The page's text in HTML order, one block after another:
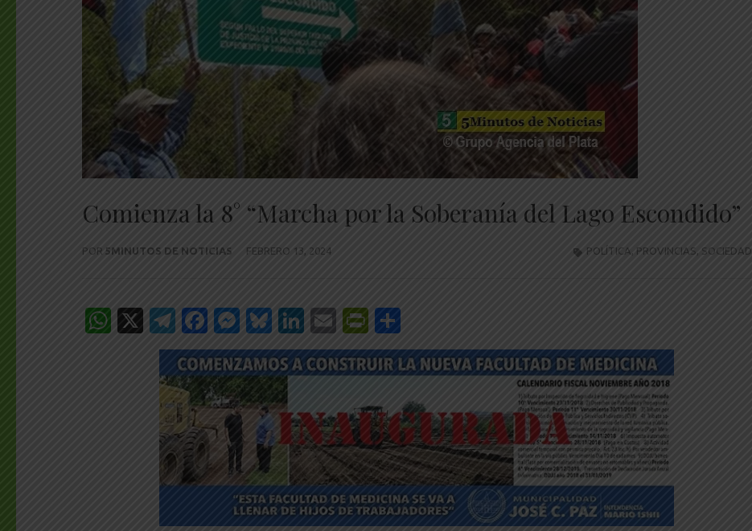
Comienza la 8° “Marcha por la Soberanía del Lago Escondido”
POR 5MINUTOS DE NOTICIAS FEBRERO 13, 2024 POLÍTICA PROVINCIAS, SOCIEDAD
WhatsApp
X Telegram
Facebook
Messenger
Bluesky
LinkedIn
EmailPrintFriendly